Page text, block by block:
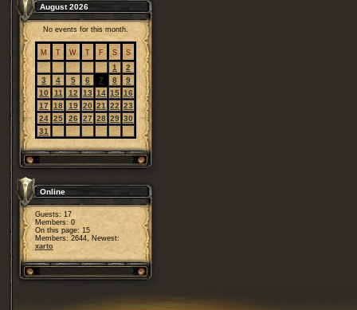
August 2026
No events for this month.
M T W T F S S
1
2
3
4 5 6 7 8
9
10
11 12 13 14 15 16
17 18 19 20 21 22 23
24 25 26 27 28 29 30
31
Online
Guests: 17
Members: 0
On this page: 15
Members: 2644, Newest:
xarto